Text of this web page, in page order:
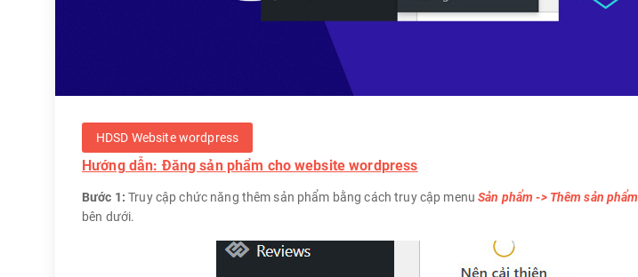
HDSD Website wordpress
Hướng dẫn: Đăng sản phẩm cho website wordpress
Bước 1: Truy cập chức năng thêm sản phẩm bằng cách truy cập menuSản phẩm -> Thêm sản phẩm
bên dưới.